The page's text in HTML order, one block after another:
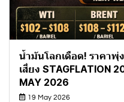
น้ำมันโลกเดือด! ราคาพุ่
เสี่ยง STAGFLATION
MAY 2026
19 May 2026